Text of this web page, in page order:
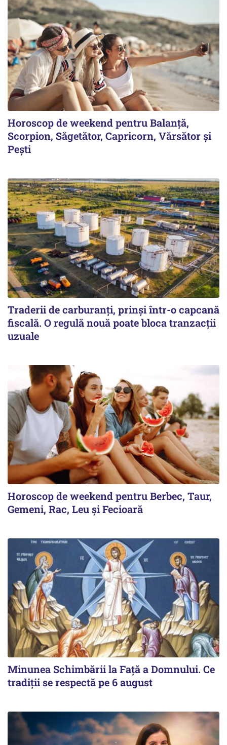
Horoscop de weekend pentru Balanță,
Scorpion, Săgetător, Capricorn, Vărsător și
Pești
Traderii de carburanți, prinși într-o capcană
fiscală. O regulă nouă poate bloca tranzacții
uzuale
Horoscop de weekend pentru Berbec, Taur,
Gemeni, Rac, Leu și Fecioară
Minunea Schimbării la Față a Domnului. Ce
tradiții se respectă pe 6 august